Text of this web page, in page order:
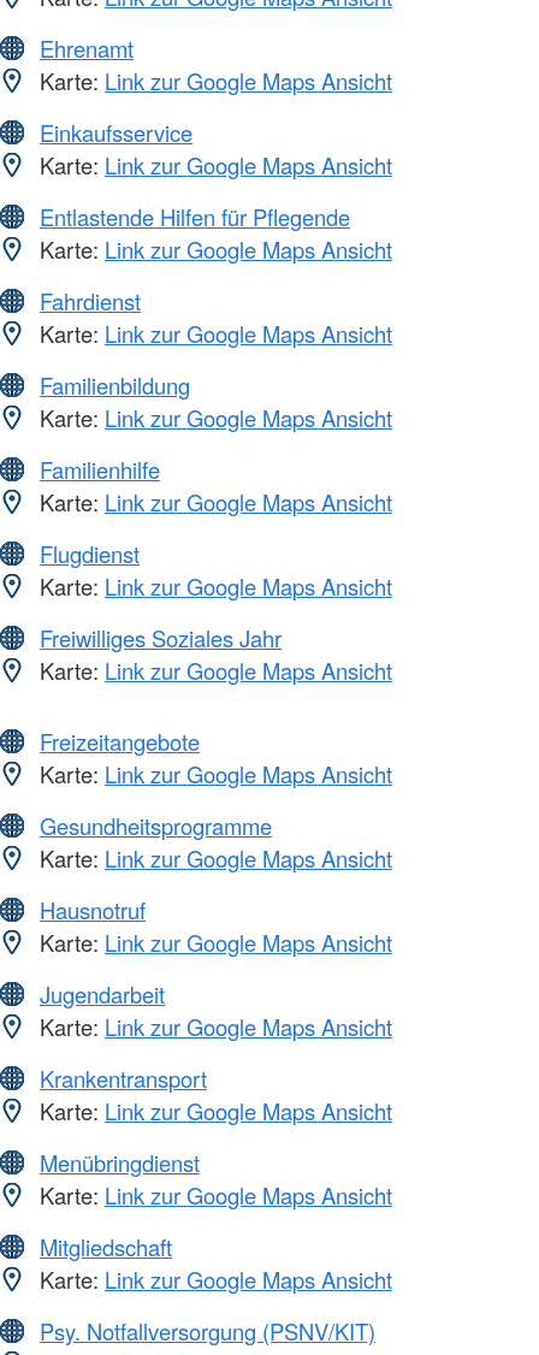
Ehrenamt
Karte: Link zur Google Maps Ansicht
Einkaufsservice
Karte: Link zur Google Maps Ansicht
Entlastende Hilfen für Pflegende
Karte: Link zur Google Maps Ansicht
Fahrdienst
Karte: Link zur Google Maps Ansicht
Familienbildung
Karte: Link zur Google Maps Ansicht
Familienhilfe
Karte: Link zur Google Maps Ansicht
Flugdienst
Karte: Link zur Google Maps Ansicht
Freiwilliges Soziales Jahr
Karte: Link zur Google Maps Ansicht
Freizeitangebote
Karte: Link zur Google Maps Ansicht
Gesundheitsprogramme
Karte: Link zur Google Maps Ansicht
Hausnotruf
Karte: Link zur Google Maps Ansicht
Jugendarbeit
Karte: Link zur Google Maps Ansicht
Krankentransport
Karte: Link zur Google Maps Ansicht
Menübringdienst
Karte: Link zur Google Maps Ansicht
Mitgliedschaft
Karte: Link zur Google Maps Ansicht
Psy. Notfallversorgung (PSNV/KIT)